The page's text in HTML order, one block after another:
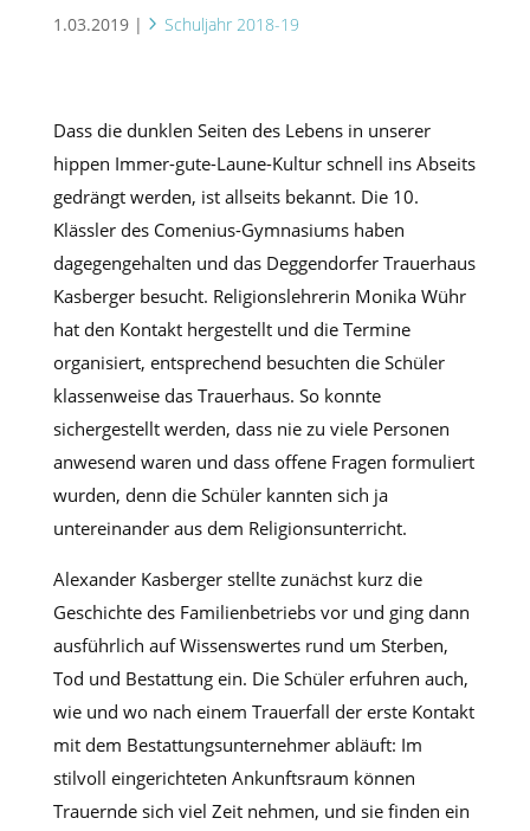
1.03.2019| Schuljahr 2018-19
Dass die dunklen Seiten des Lebens in unserer
hippen Immer-gute-Laune-Kultur schnell ins Abseits
gedrängt werden, ist allseits bekannt. Die 10.
Klässler des Comenius-Gymnasiums haben
dagegengehalten und das Deggendorfer Trauerhaus
Kasberger besucht. Religionslehrerin Monika Wühr
hat den Kontakt hergestellt und die Termine
organisiert, entsprechend besuchten die Schüler
klassenweise das Trauerhaus. So konnte
sichergestellt werden, dass nie zu viele Personen
anwesend waren und dass offene Fragen formuliert
wurden, denn die Schüler kannten sich ja
untereinander aus dem Religionsunterricht.
Alexander Kasberger stellte zunächst kurz die
Geschichte des Familienbetriebs vor und ging dann
ausführlich auf Wissenswertes rund um Sterben,
Tod und Bestattung ein. Die Schüler erfuhren auch,
wie und wo nach einem Trauerfall der erste Kontakt
mit dem Bestattungsunternehmer abläuft: Im
stilvoll eingerichteten Ankunftsraum können
Trauernde sich viel Zeit nehmen, und sie finden ein